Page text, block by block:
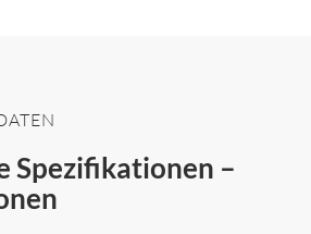
Spezifikationen –